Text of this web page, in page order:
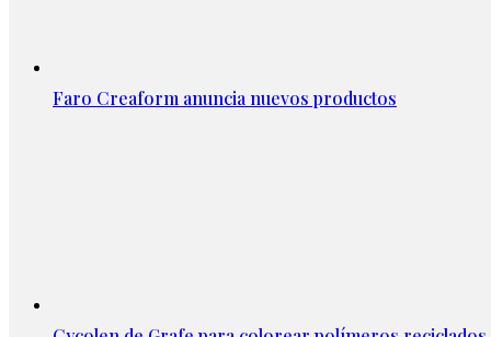
Faro Creaform anuncia nuevos productos